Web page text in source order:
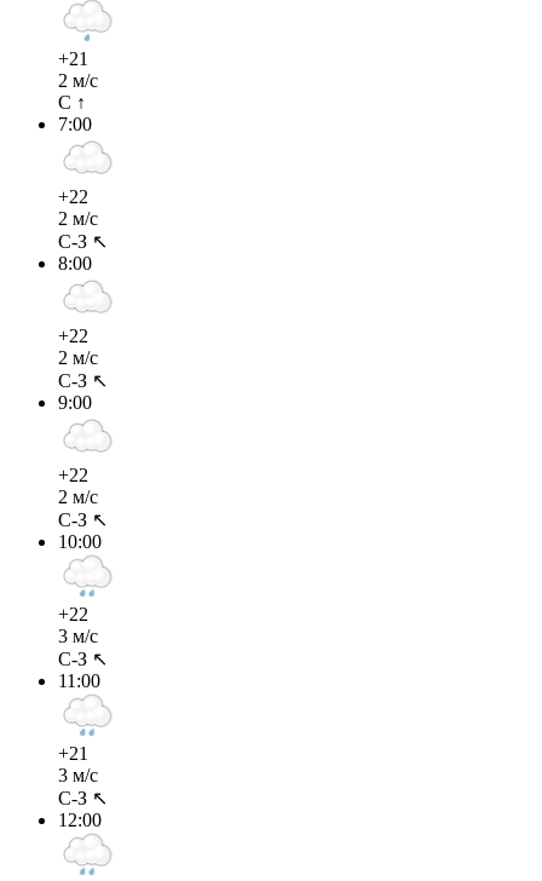
+21
2 м/с
С ↑
7:00
+22
2 м/с
С-З ↖
8:00
+22
2 м/с
С-З ↖
9:00
+22
2 м/с
С-З ↖
10:00
+22
3 м/с
С-З ↖
11:00
+21
3 м/с
С-З ↖
12:00